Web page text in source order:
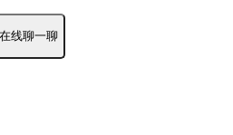
在线聊一聊